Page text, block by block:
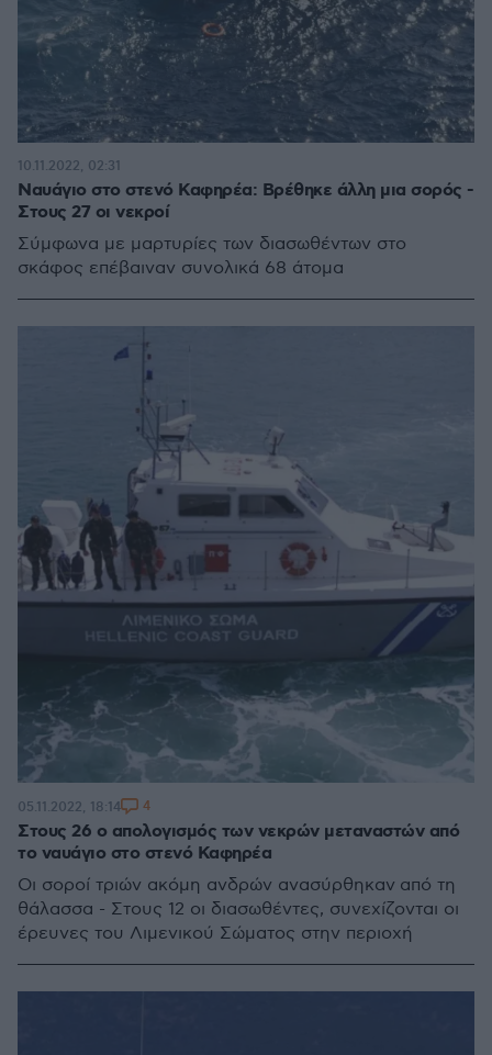
Ναυάγιο στο στενό Καφηρέα: Βρέθηκε άλλη μια σορός -
Στους 27 οι νεκροί
Σύμφωνα με μαρτυρίες των διασωθέντων στο
σκάφος επέβαιναν συνολικά 68 άτομα
10.11.2022, 02:31
Στους 26 ο απολογισμός των νεκρών μεταναστών από
το ναυάγιο στο στενό Καφηρέα
Οι σοροί τριών ακόμη ανδρών ανασύρθηκαν από τη
θάλασσα - Στους 12 οι διασωθέντες, συνεχίζονται οι
έρευνες του Λιμενικού Σώματος στην περιοχή
05.11.2022, 18:14 4